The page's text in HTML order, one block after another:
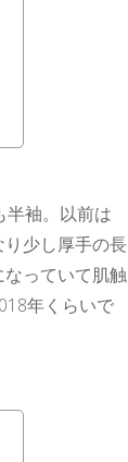
半袖。以前は
少し厚手の長
っていて肌触
年くらいで